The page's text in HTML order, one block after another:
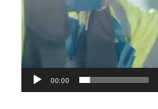
00:00